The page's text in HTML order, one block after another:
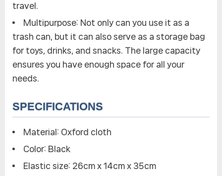
travel.
Multipurpose: Not only can you use it as a
trash can, but it can also serve as a storage bag
for toys, drinks, and snacks. The large capacity
ensures you have enough space for all your
needs.
SPECIFICATIONS
Material: Oxford cloth
Color: Black
Elastic size: 26cm x 14cm x 35cm